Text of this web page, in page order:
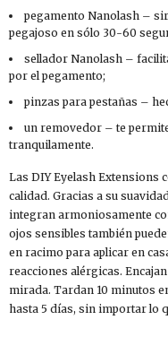
pegamento Nanolash –
pegajoso en sólo 30-60
sellador Nanolash –
por el pegamento;
pinzas para pestañas –
un removedor – te
tranquilamente.
Las DIY Eyelash Extensions
calidad. Gracias a su
integran armoniosamente
ojos sensibles también
en racimo para aplicar en
reacciones alérgicas.
mirada. Tardan 10 minutos
hasta 5 días, sin importar lo